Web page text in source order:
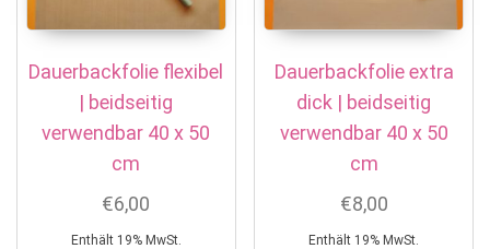
Dauerbackfolie flexibel
| beidseitig
verwendbar 40 x 50
cm
€6,00
Enthält 19% MwSt.
Dauerbackfolie extra
dick | beidseitig
verwendbar 40 x 50
cm
€8,00
Enthält 19% MwSt.